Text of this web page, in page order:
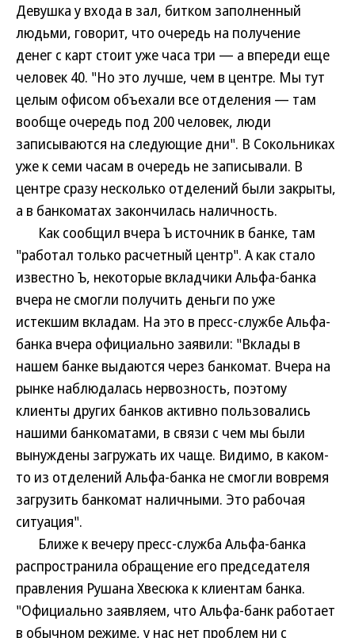
Девушка у входа в зал, битком заполненный
людьми, говорит, что очередь на получение
денег с карт стоит уже часа три — а впереди еще
человек 40. "Но это лучше, чем в центре. Мы тут
целым офисом объехали все отделения — там
вообще очередь под 200 человек, люди
записываются на следующие дни". В Сокольниках
уже к семи часам в очередь не записывали. В
центре сразу несколько отделений были закрыты,
а в банкоматах закончилась наличность.
Как сообщил вчера Ъ источник в банке, там
"работал только расчетный центр". А как стало
известно Ъ, некоторые вкладчики Альфа-банка
вчера не смогли получить деньги по уже
истекшим вкладам. На это в пресс-службе Альфа-
банка вчера официально заявили: "Вклады в
нашем банке выдаются через банкомат. Вчера на
рынке наблюдалась нервозность, поэтому
клиенты других банков активно пользовались
нашими банкоматами, в связи с чем мы были
вынуждены загружать их чаще. Видимо, в каком-
то из отделений Альфа-банка не смогли вовремя
загрузить банкомат наличными. Это рабочая
ситуация".
Ближе к вечеру пресс-служба Альфа-банка
распространила обращение его председателя
правления Рушана Хвесюка к клиентам банка.
"Официально заявляем, что Альфа-банк работает
в обычном режиме, у нас нет проблем ни с